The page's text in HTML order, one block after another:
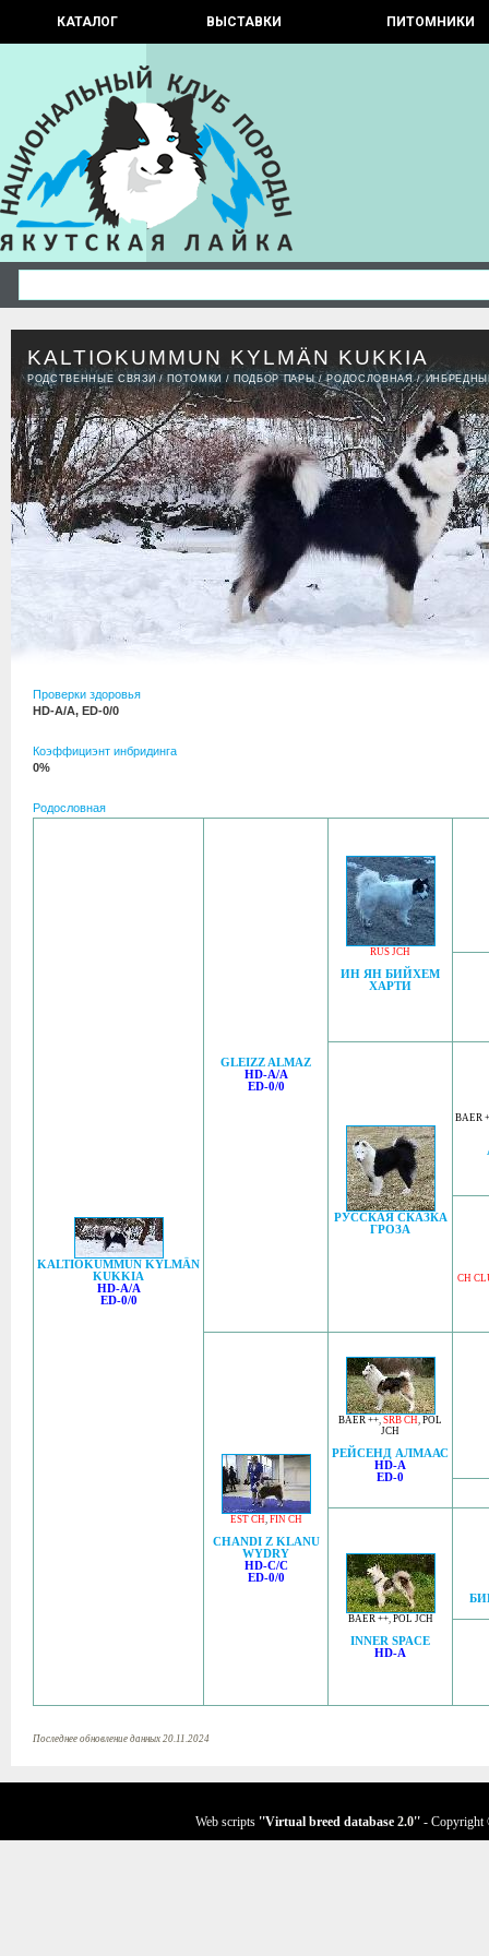
КАТАЛОГ ВЫСТАВКИ ПИТОМНИКИ
KALTIOKUMMUN KYLMÄN KUKKIA
РОДСТВЕННЫЕ СВЯЗИ /ПОТОМКИ / ПОДБОР ПАРЫ/РОДОСЛОВНАЯ/
Проверки здоровья
HD-A/A, ED-0/0
Коэффициэнт инбридинга
0%
Родословная
KALTIOKUMMUN KYLMÄN
KUKKIA
HD-A/A
ED-0/0
GLEIZZ ALMAZ
HD-A/A
ED-0/0
RUS JCH
ИН ЯН БИЙХЕМ
ХАРТИ
РУССКАЯ СКАЗКА
ГРОЗА
BAER
CH
EST CH, FIN CH
CHANDI Z KLANU
WYDRY
HD-C/C
ED-0/0
BAER ++, SRB CH, POL
JCH
РЕЙСЕНД АЛМААС
HD-A
ED-0
BAER ++, POL JCH
INNER SPACE
HD-A
Последнее обновление данных 20.11.2024
Web scripts ''Virtual breed database 2.0'' - Copyright